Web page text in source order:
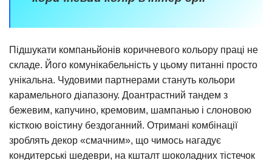
Підшукати компаньйонів коричневого кольору праці не
складе. Його комунікабельність у цьому питанні просто
унікальна. Чудовими партнерами стануть кольори
карамельного діапазону. Доантрастний тандем з
бежевим, капучино, кремовим, шампанью і слоновою
кісткою воістину бездоганний. Отримані комбінації
зроблять декор «смачним», що чимось нагадує
кондитерські шедеври, на кшталт шоколадних тістечок